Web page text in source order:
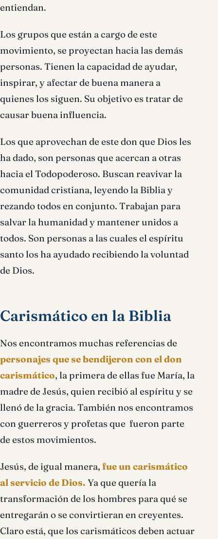
entiendan.
Los grupos que están a cargo de este
movimiento, se proyectan hacia las demás
personas. Tienen la capacidad de ayudar,
inspirar, y afectar de buena manera a
quienes los siguen. Su objetivo es tratar de
causar buena influencia.
Los que aprovechan de este don que Dios les
ha dado, son personas que acercan a otras
hacia el Todopoderoso. Buscan reavivar la
comunidad cristiana, leyendo la Biblia y
rezando todos en conjunto. Trabajan para
salvar la humanidad y mantener unidos a
todos. Son personas a las cuales el espíritu
santo los ha ayudado recibiendo la voluntad
de Dios.
Carismático en la Biblia
Nos encontramos muchas referencias de
personajes que se bendijeron con el don
carismático, la primera de ellas fue María, la
madre de Jesús, quien recibió al espíritu y se
llenó de la gracia. También nos encontramos
con guerreros y profetas que fueron parte
de estos movimientos.
Jesús, de igual manera, fue un carismático
al servicio de Dios. Ya que quería la
transformación de los hombres para qué se
entregarán o se convirtieran en creyentes.
Claro está, que los carismáticos deben actuar